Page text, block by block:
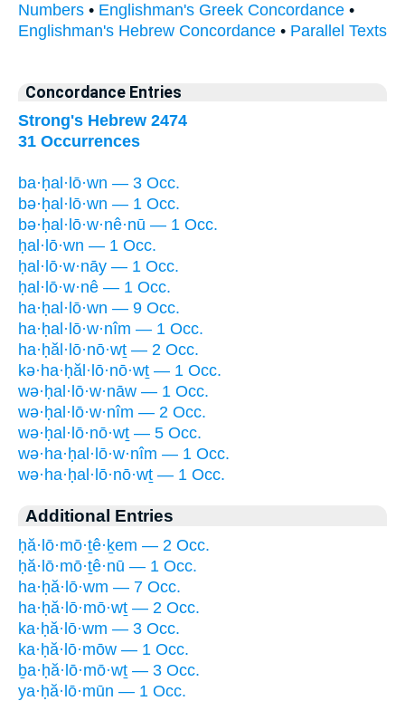
Numbers • Englishman's Greek Concordance •
Englishman's Hebrew Concordance • Parallel Texts
Concordance Entries
Strong's Hebrew 2474
31 Occurrences
ba·ḥal·lō·wn — 3 Occ.
bə·ḥal·lō·wn — 1 Occ.
bə·ḥal·lō·w·nê·nū — 1 Occ.
ḥal·lō·wn — 1 Occ.
ḥal·lō·w·nāy — 1 Occ.
ḥal·lō·w·nê — 1 Occ.
ha·ḥal·lō·wn — 9 Occ.
ha·ḥal·lō·w·nîm — 1 Occ.
ha·ḥăl·lō·nō·wṯ — 2 Occ.
kə·ha·ḥăl·lō·nō·wṯ — 1 Occ.
wə·ḥal·lō·w·nāw — 1 Occ.
wə·ḥal·lō·w·nîm — 2 Occ.
wə·ḥal·lō·nō·wṯ — 5 Occ.
wə·ha·ḥal·lō·w·nîm — 1 Occ.
wə·ha·ḥal·lō·nō·wṯ — 1 Occ.
Additional Entries
ḥă·lō·mō·ṯê·ḵem — 2 Occ.
ḥă·lō·mō·ṯê·nū — 1 Occ.
ha·ḥă·lō·wm — 7 Occ.
ha·ḥă·lō·mō·wṯ — 2 Occ.
ka·ḥă·lō·wm — 3 Occ.
ka·ḥă·lō·mōw — 1 Occ.
ḇa·ḥă·lō·mō·wṯ — 3 Occ.
ya·ḥă·lō·mūn — 1 Occ.